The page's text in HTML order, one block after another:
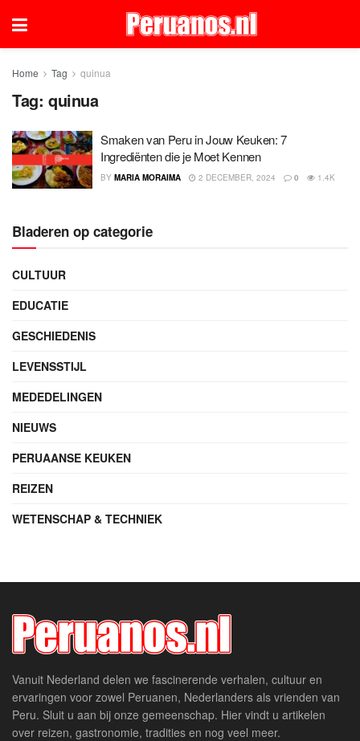
Home Tag quinua
Tag: quinua
Smaken van Peru in Jouw Keuken: 7
Ingrediënten die je Moet Kennen
BY MARIA MORAIMA 2 DECEMBER, 2024 0 1.4K
Bladeren op categorie
CULTUUR
EDUCATIE
GESCHIEDENIS
LEVENSSTIJL
MEDEDELINGEN
NIEUWS
PERUAANSE KEUKEN
REIZEN
WETENSCHAP & TECHNIEK
Vanuit Nederland delen we fascinerende verhalen, cultuur en
ervaringen voor zowel Peruanen, Nederlanders als vrienden van
Peru. Sluit u aan bij onze gemeenschap. Hier vindt u artikelen
over reizen, gastronomie, tradities en nog veel meer.